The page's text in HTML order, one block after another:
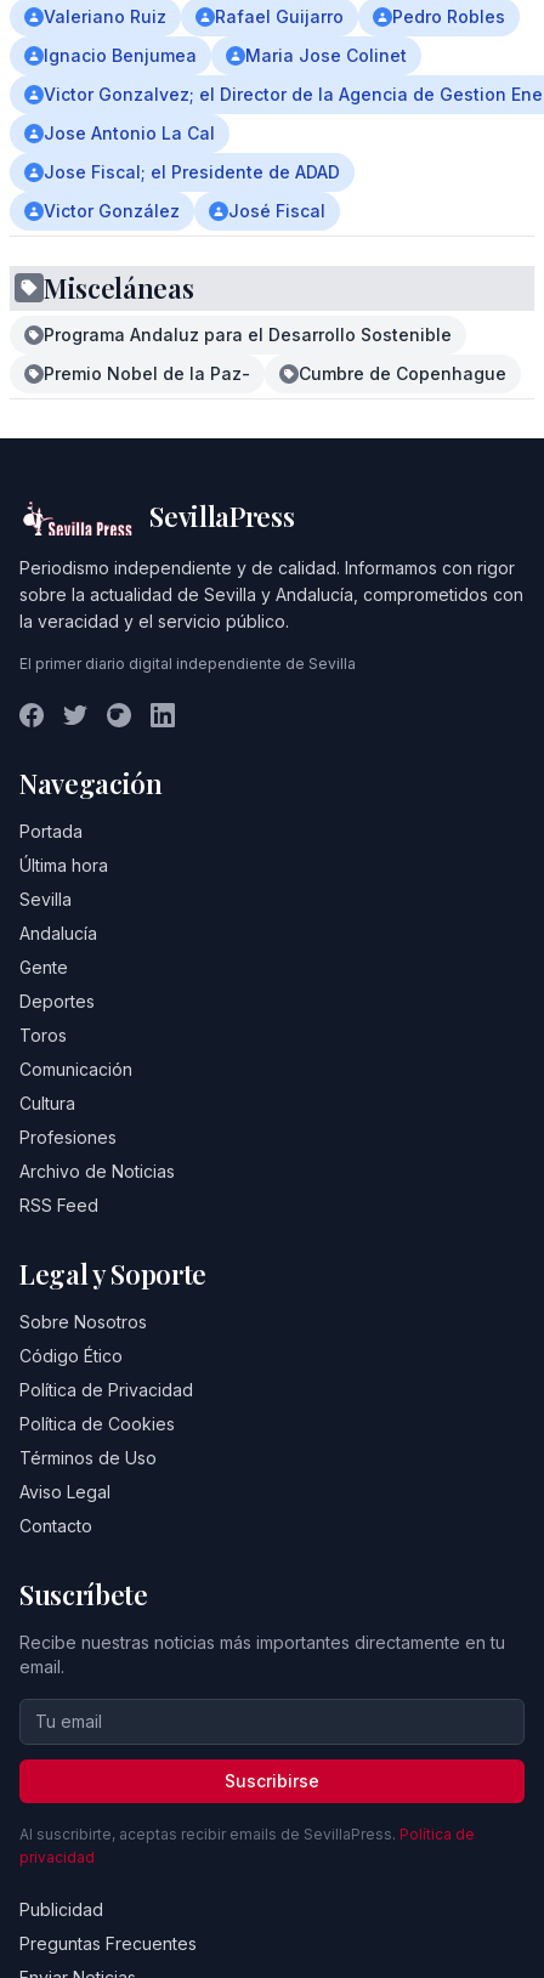
Valeriano Ruiz
Rafael Guijarro
Pedro Robles
Ignacio Benjumea
Maria Jose Colinet
Victor Gonzalvez; el Director de la Agencia de Gestion
Jose Antonio La Cal
Jose Fiscal; el Presidente de ADAD
Victor González
José Fiscal
Misceláneas
Programa Andaluz para el Desarrollo Sostenible
Premio Nobel de la Paz-
Cumbre de Copenhague
SevillaPress
Periodismo independiente y de calidad. Informamos con rigor
sobre la actualidad de Sevilla y Andalucía, comprometidos con
la veracidad y el servicio público.
El primer diario digital independiente de Sevilla
Navegación
Portada
Última hora
Sevilla
Andalucía
Gente
Deportes
Toros
Comunicación
Cultura
Profesiones
Archivo de Noticias
RSS Feed
Legal y Soporte
Sobre Nosotros
Código Ético
Política de Privacidad
Política de Cookies
Términos de Uso
Aviso Legal
Contacto
Suscríbete
Recibe nuestras noticias más importantes directamente en tu
email.
Suscribirse
Al suscribirte, aceptas recibir emails de SevillaPress. Política de
privacidad
Publicidad
Preguntas Frecuentes